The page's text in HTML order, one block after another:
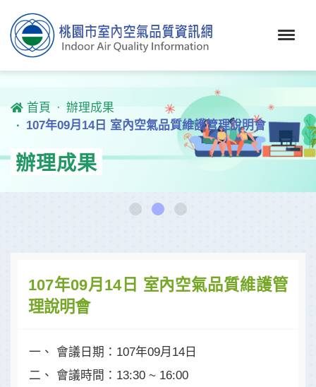
首頁
辦理成果
107年09月14日 室內空氣品質維護管理說明會
辦理成果
107年09月14日 室內空氣品質維護管
理說明會
會議日期： 107年09月14日
會議時間： 13:30 ~ 16:00